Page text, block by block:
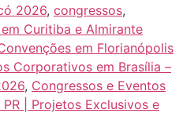
2026, congressos,
Curitiba e Almirante
em Florianópolis
Corporativos em Brasília –
, Congressos e Eventos
| Projetos Exclusivos e